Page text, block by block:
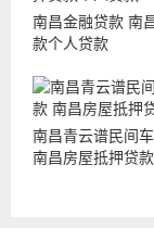
南昌金融贷款 南
款个人贷款
南昌青云谱民间
南昌房屋抵押贷